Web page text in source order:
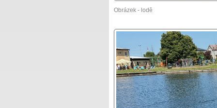
Obrázek - lodě